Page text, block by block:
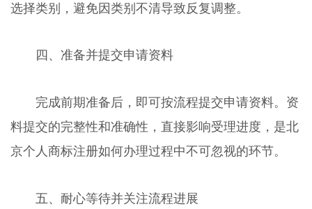
选择类别，避免因类别不清导致反复调整。
四、准备并提交申请资料
完成前期准备后，即可按流程提交申请资料。资
料提交的完整性和准确性，直接影响受理进度，是北
京个人商标注册如何办理过程中不可忽视的环节。
五、耐心等待并关注流程进展